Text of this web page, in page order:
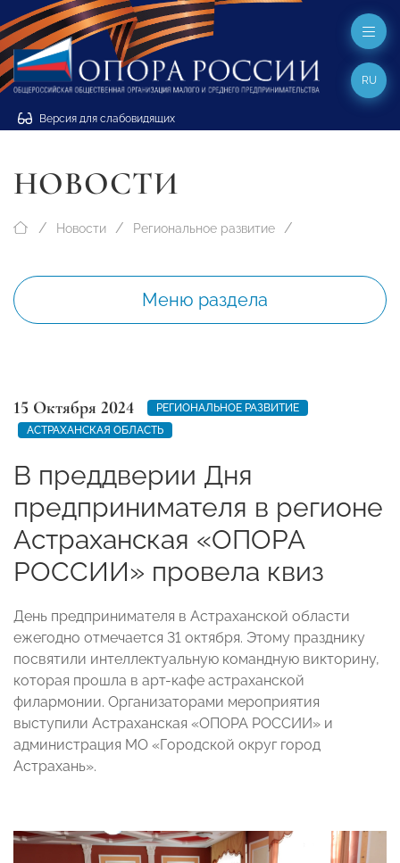
Версия для слабовидящих
RU
НОВОСТИ
Новости Региональное развитие
Меню раздела
15 Октября 2024
РЕГИОНАЛЬНОЕ РАЗВИТИЕ
АСТРАХАНСКАЯ ОБЛАСТЬ
В преддверии Дня
предпринимателя в регионе
Астраханская «ОПОРА
РОССИИ» провела квиз
День предпринимателя в Астраханской области
ежегодно отмечается 31 октября. Этому празднику
посвятили интеллектуальную командную викторину,
которая прошла в арт-кафе астраханской
филармонии. Организаторами мероприятия
выступили Астраханская «ОПОРА РОССИИ» и
администрация МО «Городской округ город
Астрахань».